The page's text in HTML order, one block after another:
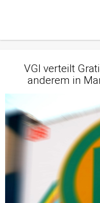
VGI verteilt
anderem in